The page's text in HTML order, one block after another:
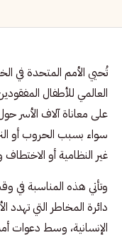
تُحيي الأمم المتحدة في
العالمي للأطفال
على معاناة آلاف الأسر
سواء بسبب الحروب أو
غير النظامية أو الاختطاف
وتأتي هذه المناسبة في
دائرة المخاطر التي تهدد
الإنسانية، وسط دعوات